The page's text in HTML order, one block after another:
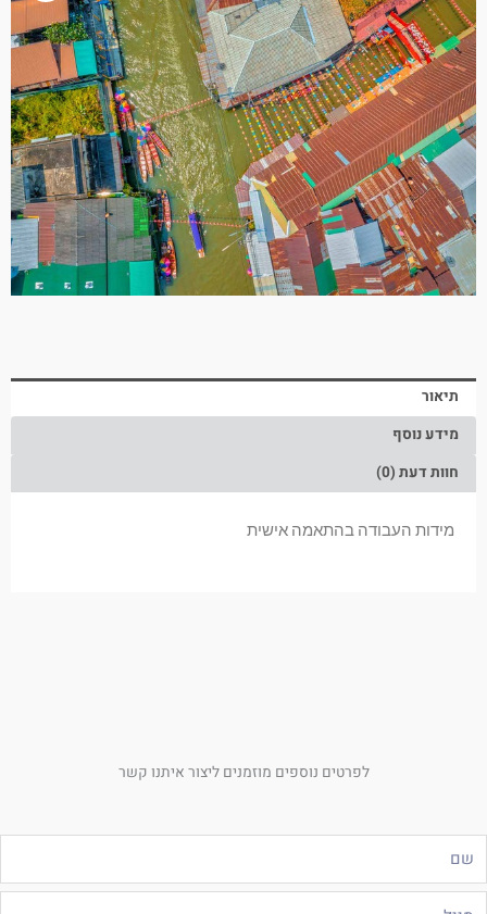
תיאור
מידע נוסף
חוות דעת (0)
מידות העבודה בהתאמה אישית
לפרטים נוספים מוזמנים ליצור איתנו קשר